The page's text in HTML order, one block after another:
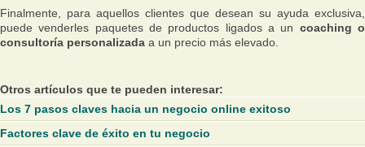
Finalmente, para aquellos clientes que desean su ayuda exclusiva,
puede venderles paquetes de productos ligados a un coaching o
consultoría personalizada a un precio más elevado.
Otros artículos que te pueden interesar:
Los 7 pasos claves hacia un negocio online exitoso
Factores clave de éxito en tu negocio